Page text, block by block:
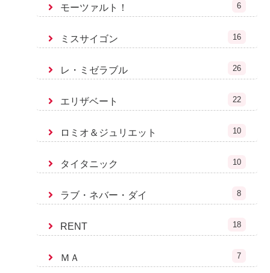
モーツァルト！ 6
ミスサイゴン 16
レ・ミゼラブル 26
エリザベート 22
ロミオ＆ジュリエット 10
タイタニック 10
ラブ・ネバー・ダイ 8
RENT 18
ＭＡ 7